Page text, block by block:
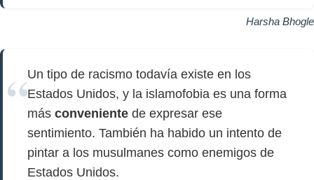
Harsha Bhogle
Un tipo de racismo todavía existe en los
Estados Unidos, y la islamofobia es una forma
más conveniente de expresar ese
sentimiento. También ha habido un intento de
pintar a los musulmanes como enemigos de
Estados Unidos.